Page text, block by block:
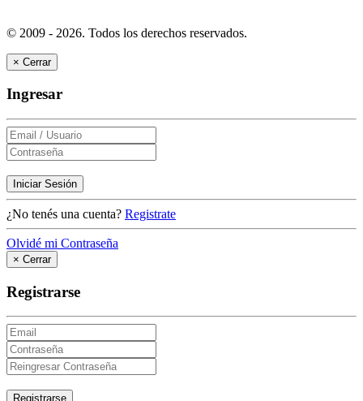
© 2009 - 2026. Todos los derechos reservados.
× Cerrar
Ingresar
Iniciar Sesión
¿No tenés una cuenta? Registrate
Olvidé mi Contraseña
× Cerrar
Registrarse
Registrarse